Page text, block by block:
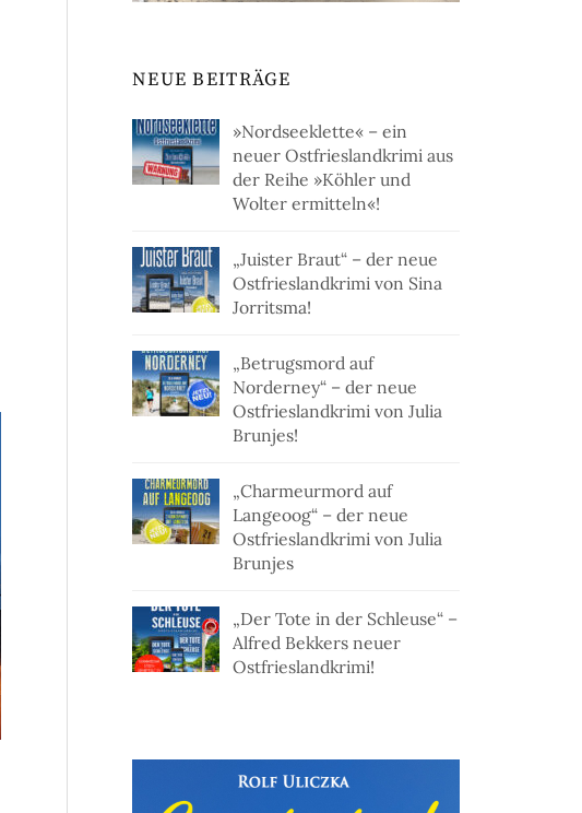
NEUE BEITRÄGE
»Nordseeklette« – ein
neuer Ostfrieslandkrimi aus
der Reihe »Köhler und
Wolter ermitteln«!
„Juister Braut“ – der neue
Ostfrieslandkrimi von Sina
Jorritsma!
„Betrugsmord auf
Norderney“ – der neue
Ostfrieslandkrimi von Julia
Brunjes!
„Charmeurmord auf
Langeoog“ – der neue
Ostfrieslandkrimi von Julia
Brunjes
„Der Tote in der Schleuse“ –
Alfred Bekkers neuer
Ostfrieslandkrimi!